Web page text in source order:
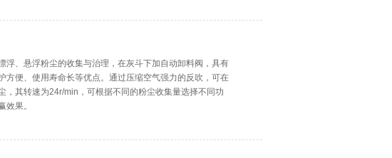
浮、悬浮粉尘的收集与治理，在灰斗下加自动卸料阀，具有
方便、使用寿命长等优点。通过压缩空气强力的反吹，可在
，其转速为24r/min，可根据不同的粉尘收集量选择不同功
效果。